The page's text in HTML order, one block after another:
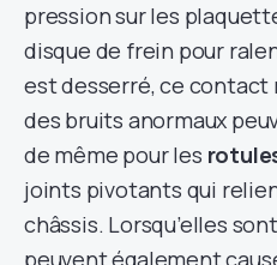
pression sur les
disque de frein pour
est desserré, ce contact
des bruits anormaux
de même pour les
joints pivotants qui
châssis. Lorsqu’elles
peuvent également